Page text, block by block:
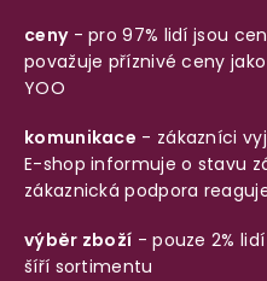
ceny- pro 97% lidí jsou
považuje příznivé ceny
YOO
komunikace - zákazníci
E-shop informuje o stavu
zákaznická podpora
výběr zboží - pouze 2%
šíří sortimentu